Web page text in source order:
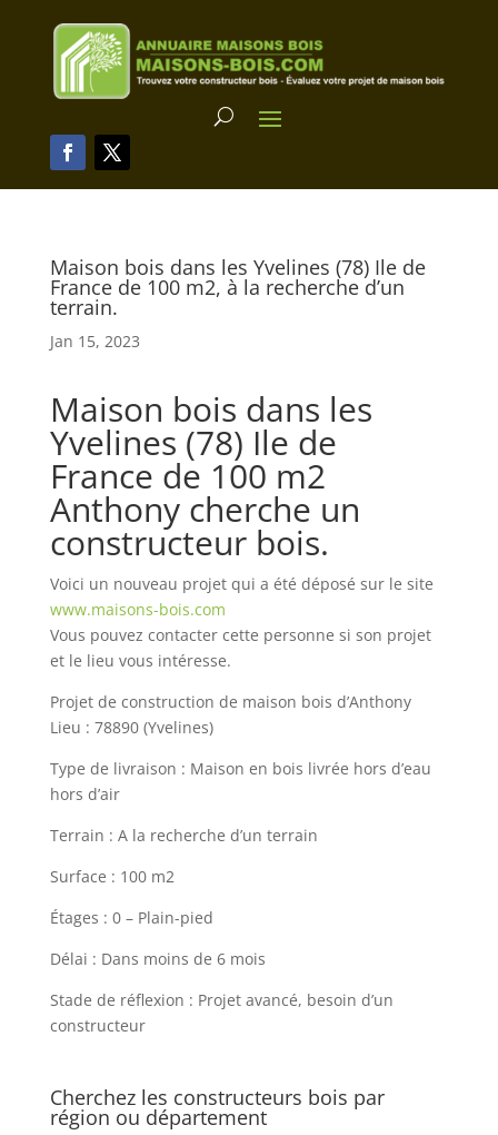
Maison bois dans les Yvelines (78) Ile de
France de 100 m2, à la recherche d’un
terrain.
Jan 15, 2023
Maison bois dans les
Yvelines (78) Ile de
France de 100 m2
Anthony cherche un
constructeur bois.
Voici un nouveau projet qui a été déposé sur le site
www.maisons-bois.com
Vous pouvez contacter cette personne si son projet
et le lieu vous intéresse.
Projet de construction de maison bois d’Anthony
Lieu : 78890 (Yvelines)
Type de livraison : Maison en bois livrée hors d’eau
hors d’air
Terrain : A la recherche d’un terrain
Surface : 100 m2
Étages : 0 – Plain-pied
Délai : Dans moins de 6 mois
Stade de réflexion : Projet avancé, besoin d’un
constructeur
Cherchez les constructeurs bois par
région ou département